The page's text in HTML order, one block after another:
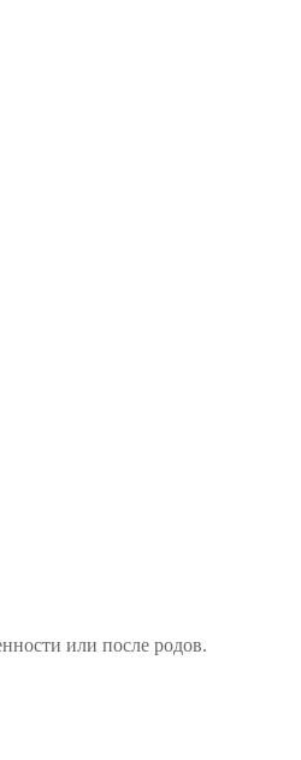
или после родов.